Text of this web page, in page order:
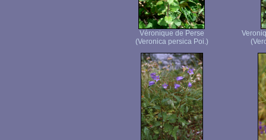
Véronique de Perse
(Veronica persica Poi.)